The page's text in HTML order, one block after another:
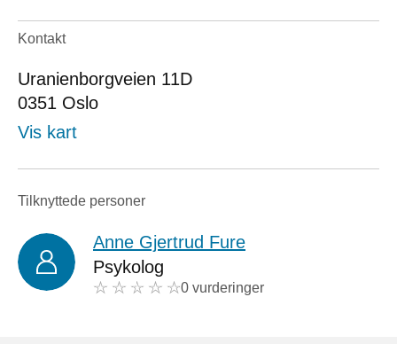
Kontakt
Uranienborgveien 11D
0351 Oslo
Vis kart
Tilknyttede personer
Anne Gjertrud Fure
Psykolog
0 vurderinger